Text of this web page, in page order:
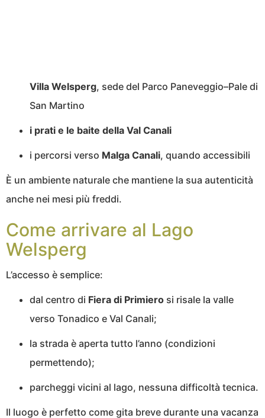
Villa Welsperg, sede del Parco Paneveggio–Pale di
San Martino
i prati e le baite della Val Canali
i percorsi verso Malga Canali, quando accessibili
È un ambiente naturale che mantiene la sua autenticità
anche nei mesi più freddi.
Come arrivare al Lago
Welsperg
L’accesso è semplice:
dal centro di Fiera di Primiero si risale la valle
verso Tonadico e Val Canali;
la strada è aperta tutto l’anno (condizioni
permettendo);
parcheggi vicini al lago, nessuna difficoltà tecnica.
Il luogo è perfetto come gita breve durante una vacanza